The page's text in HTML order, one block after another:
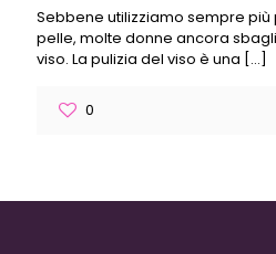
Sebbene utilizziamo sempre
pelle, molte donne ancora
viso. La pulizia del viso è una […]
0